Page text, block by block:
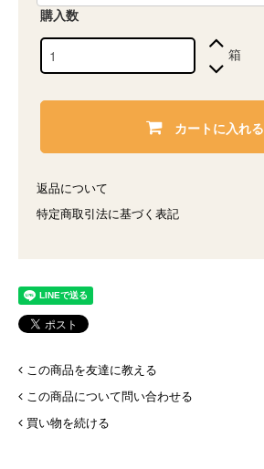
購入数
箱
カートに入れる
返品について
特定商取引法に基づく表記
この商品を友達に教える
この商品について問い合わせる
買い物を続ける